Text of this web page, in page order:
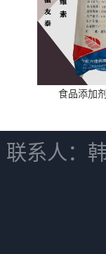
食品添加
联系人：